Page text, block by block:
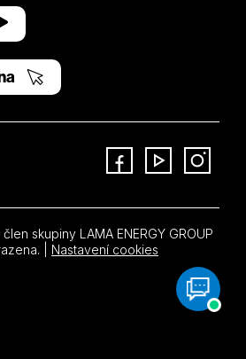
člen skupiny LAMA ENERGY GROUP
|
Nastavení cookies